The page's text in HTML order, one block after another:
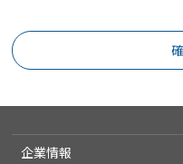
企業情報